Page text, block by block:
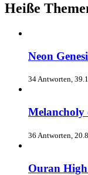
Heiße
Neon
34 Antworten,
36 Antworten,
Ouran